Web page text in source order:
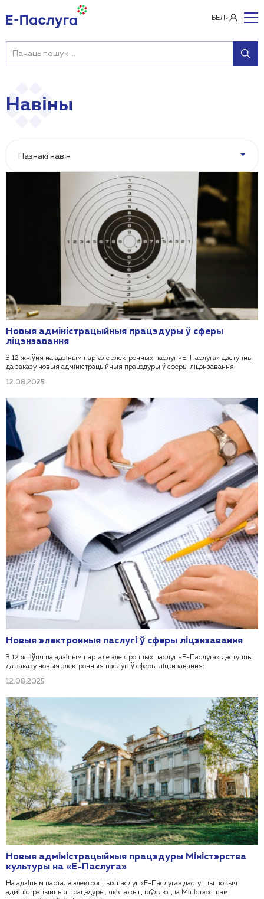
БЕЛ
Навіны
Пазнакі навін
Новыя адміністрацыйныя працэдуры ў сферы
ліцэнзавання
З 12 жніўня на адзіным партале электронных паслуг «Е-Паслуга» даступны
да заказу новыя адміністрацыйныя працэдуры ў сферы ліцэнзавання:
12.08.2025
Новыя электронныя паслугі ў сферы ліцэнзавання
З 12 жніўня на адзіным партале электронных паслуг «Е-Паслуга» даступны
да заказу новыя электронныя паслугі ў сферы ліцэнзавання:
12.08.2025
Новыя адміністрацыйныя працэдуры Міністэрства
культуры на «Е-Паслуга»
На адзіным партале электронных паслуг «Е-Паслуга» даступны новыя
адміністрацыйныя працэдуры, якія ажыццяўляюцца Міністэрствам